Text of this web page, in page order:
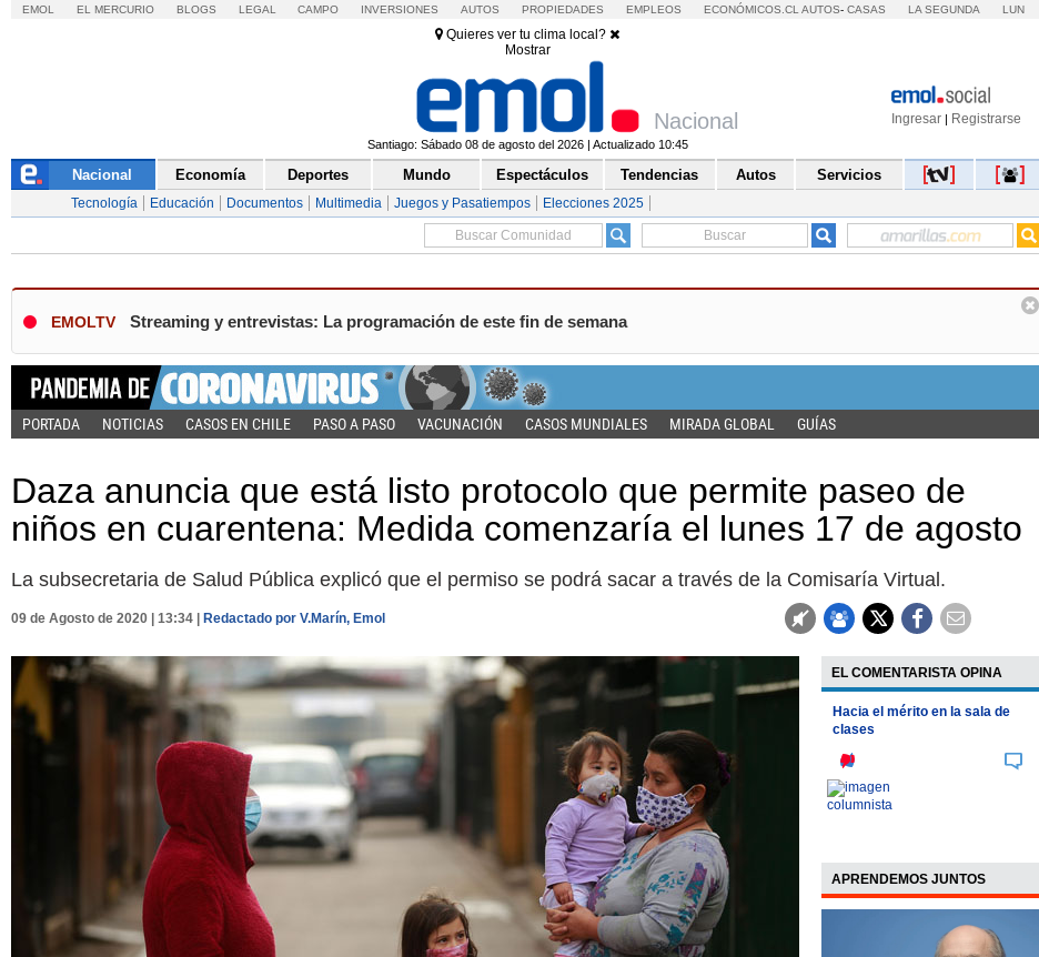
EMOL EL MERCURIO BLOGS LEGAL CAMPO INVERSIONES AUTOS PROPIEDADES EMPLEOS ECONÓMICOS.CL AUTOS- CASAS LA SEGUNDA LUN
Quieres ver tu clima local?
Mostrar
Ingresar | Registrarse
Nacional
Santiago: Sábado 08 de agosto del 2026 | Actualizado 10:45
Nacional Economía Deportes Mundo Espectáculos Tendencias Autos Servicios
Tecnología Educación Documentos Multimedia Juegos y Pasatiempos Elecciones 2025
EMOLTV Streaming y entrevistas: La programación de este fin de semana
PORTADA NOTICIAS CASOS EN CHILE PASO A PASO VACUNACIÓN CASOS MUNDIALES MIRADA GLOBAL GUÍAS
Daza anuncia que está listo protocolo que permite paseo de
niños en cuarentena: Medida comenzaría el lunes 17 de agosto
La subsecretaria de Salud Pública explicó que el permiso se podrá sacar a través de la Comisaría Virtual.
09 de Agosto de 2020 | 13:34 | Redactado por V.Marín, Emol
EL COMENTARISTA OPINA
Hacia el mérito en la sala de
clases
APRENDEMOS JUNTOS